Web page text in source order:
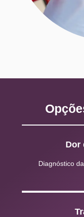
Dor
Diagnóstico